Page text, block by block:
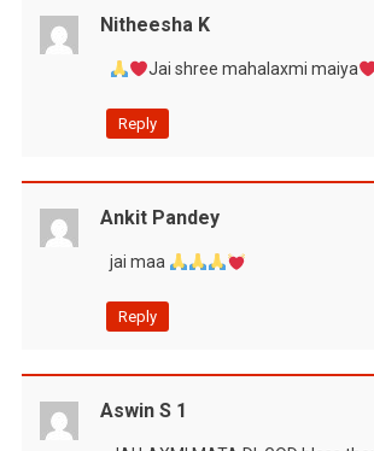
Nitheesha K
Jai shree mahalaxmi maiya
Reply
Ankit Pandey
jai maa
Reply
Aswin S 1